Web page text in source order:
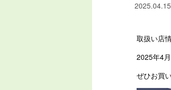
2025.04.15
取扱い店
2025年4月
ぜひお買